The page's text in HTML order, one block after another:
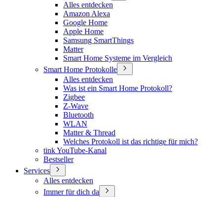
Alles entdecken
Amazon Alexa
Google Home
Apple Home
Samsung SmartThings
Matter
Smart Home Systeme im Vergleich
Smart Home Protokolle
Alles entdecken
Was ist ein Smart Home Protokoll?
Zigbee
Z-Wave
Bluetooth
WLAN
Matter & Thread
Welches Protokoll ist das richtige für mich?
tink YouTube-Kanal
Bestseller
Services
Alles entdecken
Immer für dich da